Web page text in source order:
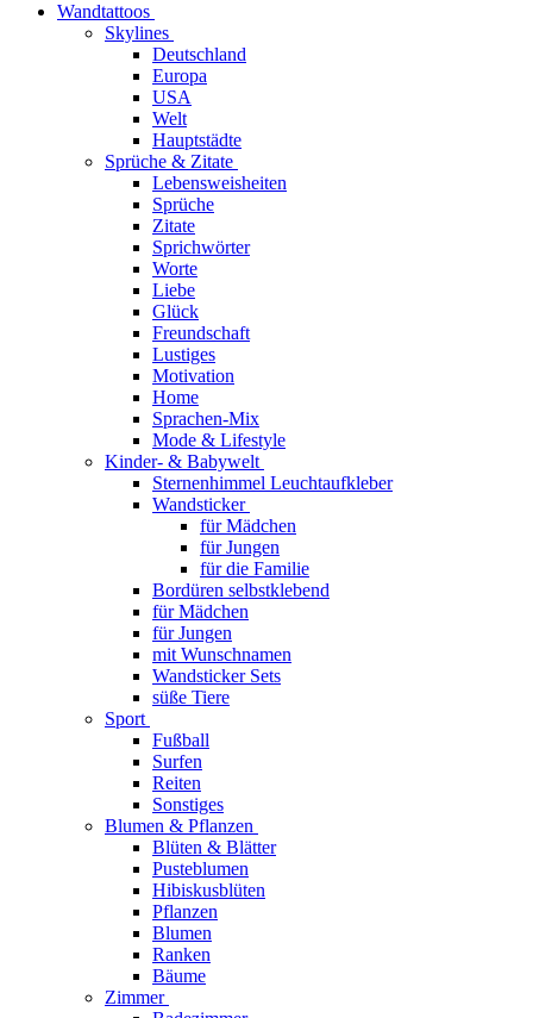
Wandtattoos
Skylines
Deutschland
Europa
USA
Welt
Hauptstädte
Sprüche & Zitate
Lebensweisheiten
Sprüche
Zitate
Sprichwörter
Worte
Liebe
Glück
Freundschaft
Lustiges
Motivation
Home
Sprachen-Mix
Mode & Lifestyle
Kinder- & Babywelt
Sternenhimmel Leuchtaufkleber
Wandsticker
für Mädchen
für Jungen
für die Familie
Bordüren selbstklebend
für Mädchen
für Jungen
mit Wunschnamen
Wandsticker Sets
süße Tiere
Sport
Fußball
Surfen
Reiten
Sonstiges
Blumen & Pflanzen
Blüten & Blätter
Pusteblumen
Hibiskusblüten
Pflanzen
Blumen
Ranken
Bäume
Zimmer